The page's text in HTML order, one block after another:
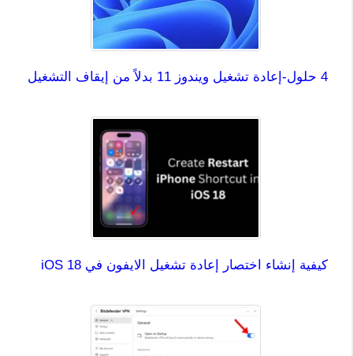
4 حلول-إعادة تشغيل ويندوز 11 بدلاً من إيقاف التشغيل
كيفية إنشاء اختصار إعادة تشغيل الايفون في iOS 18